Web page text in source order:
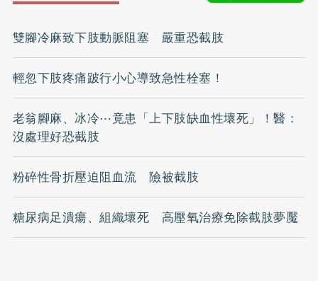
雙腳冷麻致下肢動脈阻塞 嚴重恐截肢
輕忽下肢疼痛跛行小心導致急性栓塞！
老翁腳麻、冰冷⋯竟患「上下肢缺血性壞死」！醫：
沒處理好恐截肢
粉碎性骨折壓迫阻血流 險被截肢
糖尿病足潰瘍、組織壞死 高壓氧治療免除截肢夢魘